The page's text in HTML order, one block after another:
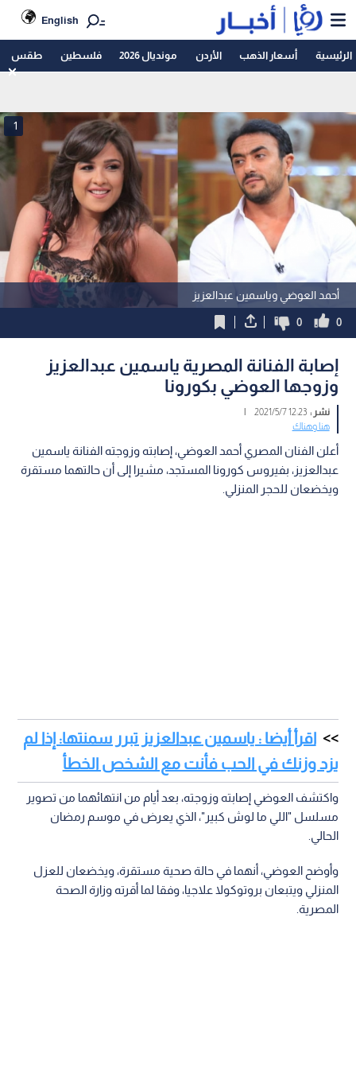
English
الرئيسية أسعار الذهب الأردن مونديال 2026 فلسطين طقس
أحمد العوضي وياسمين عبدالعزيز
1
0
0
إصابة الفنانة المصرية ياسمين عبدالعزيز
وزوجها العوضي بكورونا
نشر :12:23 2021/5/7
|
هنا وهناك
أعلن الفنان المصري أحمد العوضي، إصابته وزوجته الفنانة ياسمين
عبدالعزيز، بفيروس كورونا المستجد، مشيرا إلى أن حالتهما مستقرة
ويخضعان للحجر المنزلي.
اقرأ أيضا : ياسمين عبدالعزيز تبرر سمنتها: إذا لم
يزد وزنك في الحب فأنت مع الشخص الخطأ
واكتشف العوضي إصابته وزوجته، بعد أيام من انتهائهما من تصوير
مسلسل "اللي ما لوش كبير"، الذي يعرض في موسم رمضان
الحالي.
وأوضح العوضي، أنهما في حالة صحية مستقرة، ويخضعان للعزل
المنزلي ويتبعان بروتوكولا علاجيا، وفقا لما أقرته وزارة الصحة
المصرية.